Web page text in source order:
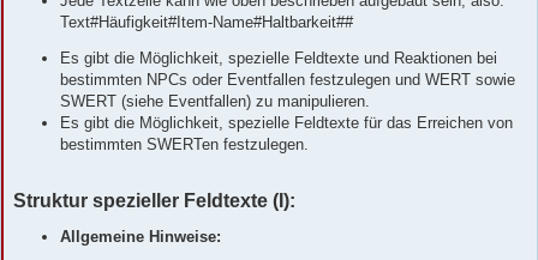
Text#Häufigkeit#Item-Name#Haltbarkeit##
Es gibt die Möglichkeit, spezielle Feldtexte und Reaktionen bei
bestimmten NPCs oder Eventfallen festzulegen und WERT sowie
SWERT (siehe Eventfallen) zu manipulieren.
Es gibt die Möglichkeit, spezielle Feldtexte für das Erreichen von
bestimmten SWERTen festzulegen.
Struktur spezieller Feldtexte (I):
Allgemeine Hinweise: